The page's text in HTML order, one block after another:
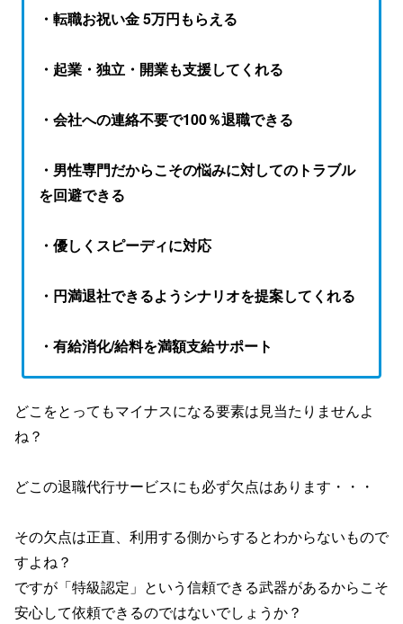
・転職お祝い金 5万円もらえる
・起業・独立・開業も支援してくれる
・会社への連絡不要で100％退職できる
・男性専門だからこその悩みに対してのトラブル
を回避できる
・優しくスピーディに対応
・円満退社できるようシナリオを提案してくれる
・有給消化/給料を満額支給サポート
どこをとってもマイナスになる要素は見当たりませんよ
ね？
どこの退職代行サービスにも必ず欠点はあります・・・
その欠点は正直、利用する側からするとわからないもので
すよね？
ですが「特級認定」という信頼できる武器があるからこそ
安心して依頼できるのではないでしょうか？